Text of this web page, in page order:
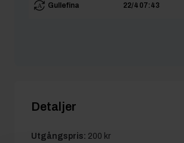
Gullefina 22/4 07:43
Detaljer
Utgångspris: 200 kr